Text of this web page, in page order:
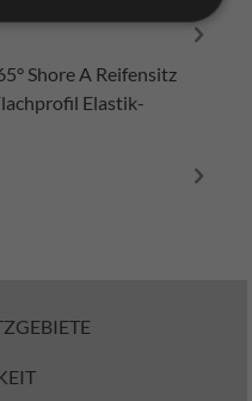
Shore A Reifensitz
Elastik-